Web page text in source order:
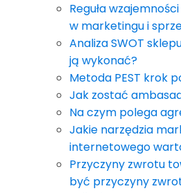
Reguła
w marketingu i
Analiza SWOT
ją wykonać?
Metoda PEST krok
Jak zostać
Na czym polega
Jakie narzędzia
internetowego
Przyczyny zwrotu
być przyczyny